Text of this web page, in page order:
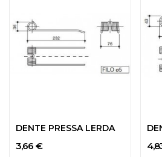
DENTE PRESSA LERDA
3,66 €